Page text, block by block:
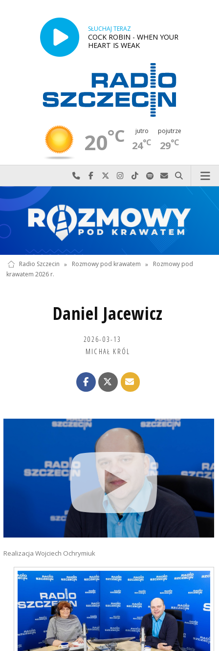
SŁUCHAJ TERAZ
COCK ROBIN - WHEN YOUR
HEART IS WEAK
20°C jutro
24°C
pojutrze
29°C
Najlepiej po prostu do nas zadzwoń
Odwiedź nas na Facebook-u
Odwiedź nas na X
Odwiedź nas na Instagram-ie
Odwiedź nas na TikTok-u
Szukaj nas na Spotify
Wyślij do nas
Szukaj
Radio Szczecin » Rozmowy pod krawatem »
Rozmowy pod
krawatem 2026 r.
Daniel Jacewicz
2026-03-13
MICHAŁ KRÓL
Realizacja Wojciech Ochrymiuk